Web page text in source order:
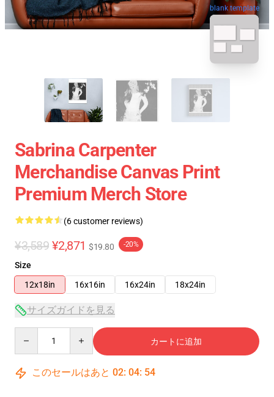
blank template
Sabrina Carpenter
Merchandise Canvas Print
Premium Merch Store
(6 customer reviews)
¥3,589 ¥2,871 $19.80 -20%
Size
12x18in
16x16in 16x24in 18x24in
サイズガイドを見る
カートに追加
このセールはあと 02: 04: 53